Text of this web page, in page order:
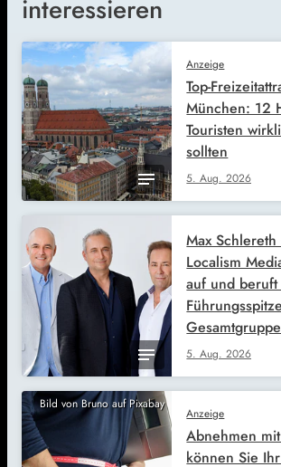
interessieren
Anzeige
5. Aug. 2026
Top-
München: 12
Touristen
sollten
5. Aug. 2026
Max
Localism
auf und
Bild von Bruno auf Pixabay
Anzeige
Abnehmen
können Sie